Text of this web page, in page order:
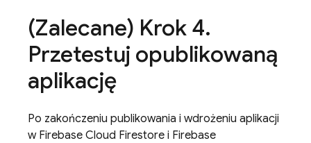
(Zalecane) Krok 4.
Przetestuj opublikowaną
aplikację
Po zakończeniu publikowania i wdrożeniu aplikacji
w Firebase Cloud Firestore i Firebase